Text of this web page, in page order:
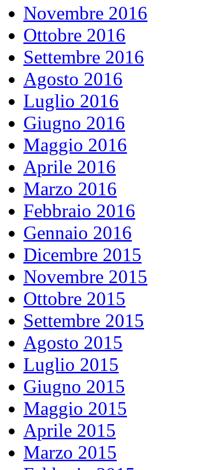
Novembre 2016
Ottobre 2016
Settembre 2016
Agosto 2016
Luglio 2016
Giugno 2016
Maggio 2016
Aprile 2016
Marzo 2016
Febbraio 2016
Gennaio 2016
Dicembre 2015
Novembre 2015
Ottobre 2015
Settembre 2015
Agosto 2015
Luglio 2015
Giugno 2015
Maggio 2015
Aprile 2015
Marzo 2015